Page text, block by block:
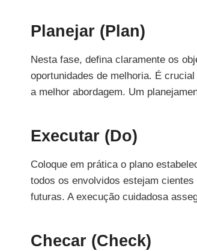
Planejar (Plan)
Nesta fase, defina claramente os
oportunidades de melhoria. É
a melhor abordagem. Um
Executar (Do)
Coloque em prática o plano
todos os envolvidos estejam
futuras. A execução cuidadosa
Checar (Check)